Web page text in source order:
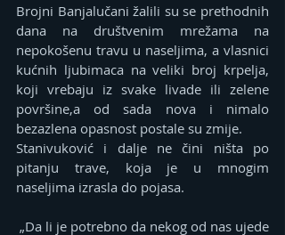
Brojni Banjalučani žalili su se prethodnih
dana na društvenim mrežama na
nepokošenu travu u naseljima, a vlasnici
kućnih ljubimaca na veliki broj krpelja,
koji vrebaju iz svake livade ili zelene
površine,a od sada nova i nimalo
bezazlena opasnost postale su zmije.
Stanivuković i dalje ne čini ništa po
pitanju trave, koja je u mnogim
naseljima izrasla do pojasa.